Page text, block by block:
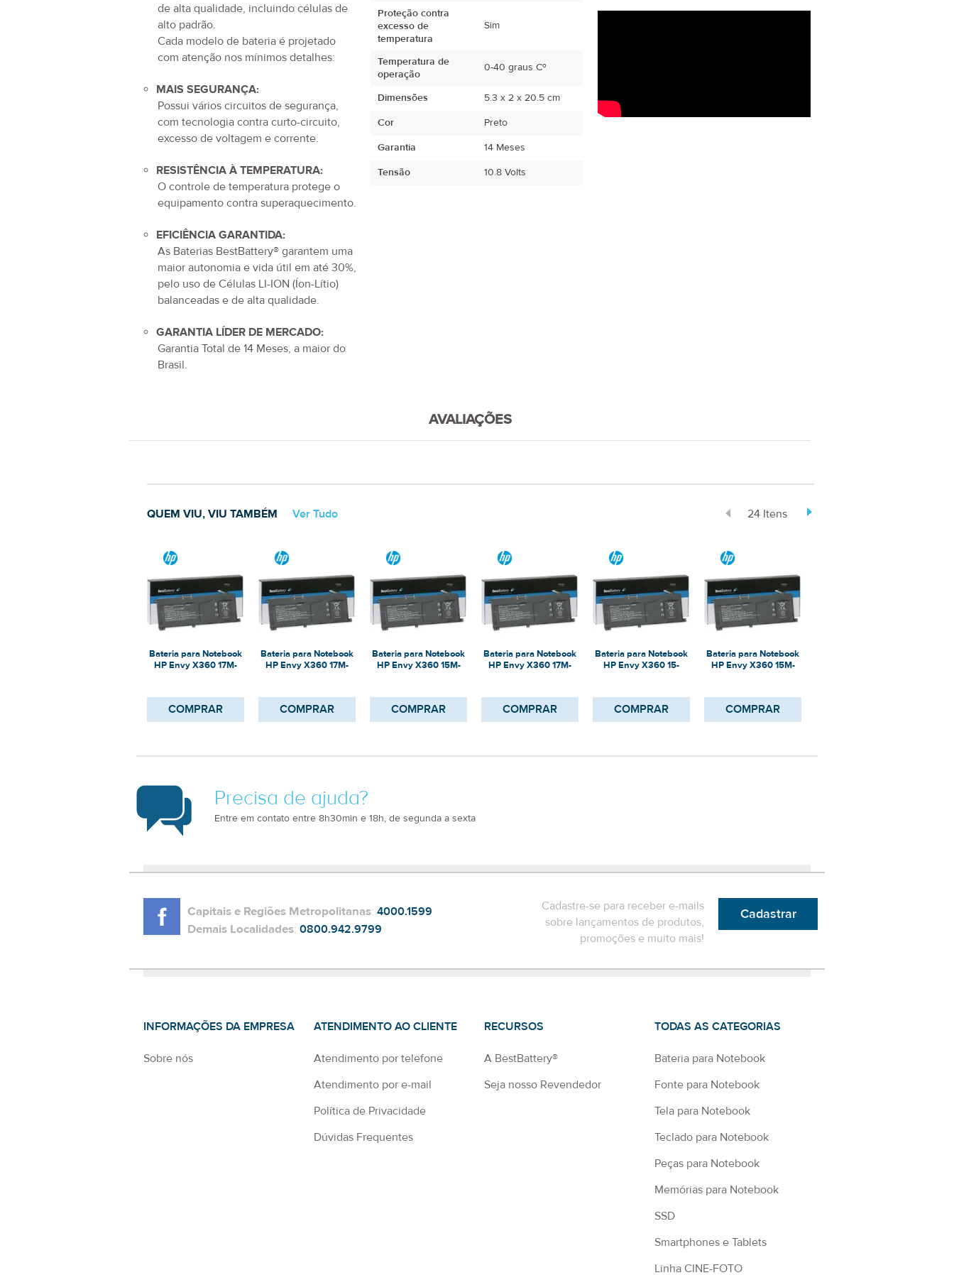
de alta qualidade, incluindo células de
alto padrão.
Cada modelo de bateria é projetado
com atenção nos mínimos detalhes:
MAIS SEGURANÇA:
Possui vários circuitos de segurança,
com tecnologia contra curto-circuito,
excesso de voltagem e corrente.
RESISTÊNCIA À TEMPERATURA:
O controle de temperatura protege o
equipamento contra superaquecimento.
EFICIÊNCIA GARANTIDA:
As Baterias BestBattery® garantem uma
maior autonomia e vida útil em até 30%,
pelo uso de Células LI-ION (Íon-Lítio)
balanceadas e de alta qualidade.
GARANTIA LÍDER DE MERCADO:
Garantia Total de 14 Meses, a maior do
Brasil.
Proteção contra
excesso de
temperatura
Sim
Temperatura de
operação
0-40 graus Cº
Dimensões
5.3 x 2 x 20.5 cm
Cor
Preto
Garantia
14 Meses
Tensão
10.8 Volts
AVALIAÇÕES
Ver Tudo
QUEM VIU, VIU TAMBÉM 24 Itens
Bateria para Notebook
HP Envy X360 17M-
COMPRAR
Bateria para Notebook
HP Envy X360 17M-
COMPRAR
Bateria para Notebook
HP Envy X360 15M-
COMPRAR
Bateria para Notebook
HP Envy X360 17M-
COMPRAR
Bateria para Notebook
HP Envy X360 15-
COMPRAR
Bateria para Notebook
HP Envy X360 15M-
COMPRAR
Precisa de ajuda?
Entre em contato entre 8h30min e 18h, de segunda a sexta
Cadastre-se para receber e-mails
sobre lançamentos de produtos,
promoções e muito mais!
Cadastrar
Capitais e Regiões Metropolitanas: 4000.1599
Demais Localidades: 0800.942.9799
INFORMAÇÕES DA EMPRESA
Sobre nós
ATENDIMENTO AO CLIENTE
Atendimento por telefone
Atendimento por e-mail
Política de Privacidade
Dúvidas Frequentes
RECURSOS
A BestBattery®
Seja nosso Revendedor
TODAS AS CATEGORIAS
Bateria para Notebook
Fonte para Notebook
Tela para Notebook
Teclado para Notebook
Peças para Notebook
Memórias para Notebook
SSD
Smartphones e Tablets
Linha CINE-FOTO